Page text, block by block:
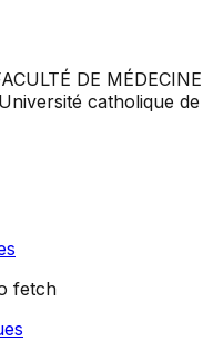
DE
catholique
fetch